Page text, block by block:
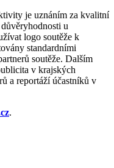
je uznáním za kvalitní
u
logo soutěže k
standardními
soutěže. Dalším
v krajských
a reportáží účastníků v
.